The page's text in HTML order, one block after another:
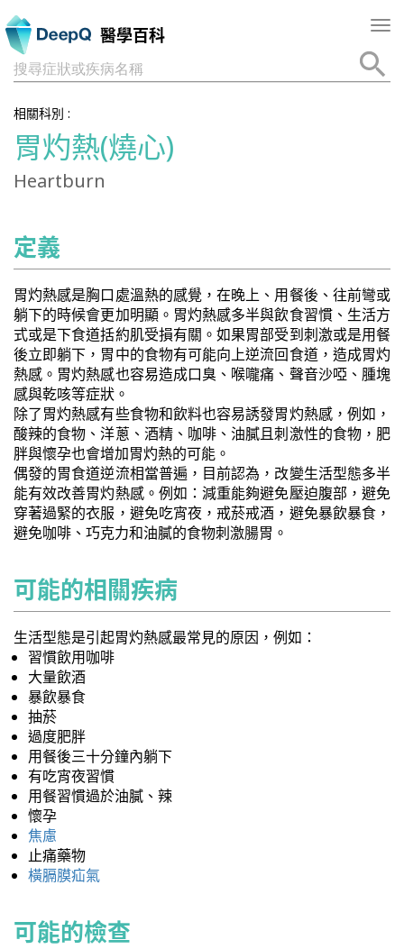
醫學百科
搜尋症狀或疾病名稱
相關科別 :
胃灼熱(燒心)
Heartburn
定義
胃灼熱感是胸口處溫熱的感覺，在晚上、用餐後、往前彎或
躺下的時候會更加明顯。胃灼熱感多半與飲食習慣、生活方
式或是下食道括約肌受損有關。如果胃部受到刺激或是用餐
後立即躺下，胃中的食物有可能向上逆流回食道，造成胃灼
熱感。胃灼熱感也容易造成口臭、喉嚨痛、聲音沙啞、腫塊
感與乾咳等症狀。
除了胃灼熱感有些食物和飲料也容易誘發胃灼熱感，例如，
酸辣的食物、洋蔥、酒精、咖啡、油膩且刺激性的食物，肥
胖與懷孕也會增加胃灼熱的可能。
偶發的胃食道逆流相當普遍，目前認為，改變生活型態多半
能有效改善胃灼熱感。例如：減重能夠避免壓迫腹部，避免
穿著過緊的衣服，避免吃宵夜，戒菸戒酒，避免暴飲暴食，
避免咖啡、巧克力和油膩的食物刺激腸胃。
可能的相關疾病
生活型態是引起胃灼熱感最常見的原因，例如：
習慣飲用咖啡
大量飲酒
暴飲暴食
抽菸
過度肥胖
用餐後三十分鐘內躺下
有吃宵夜習慣
用餐習慣過於油膩、辣
懷孕
焦慮
止痛藥物
橫膈膜疝氣
可能的檢查